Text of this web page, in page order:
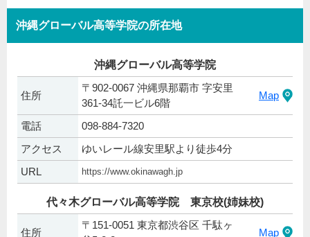
沖縄グローバル高等学院の所在地
沖縄グローバル高等学院
住所
〒902-0067 沖縄県那覇市 字安里
361-34託一ビル6階
Map
電話
098-884-7320
アクセス
ゆいレール線安里駅より徒歩4分
URL
https://www.okinawagh.jp
代々木グローバル高等学院 東京校(姉妹校)
住所
〒151-0051 東京都渋谷区 千駄ヶ
Map